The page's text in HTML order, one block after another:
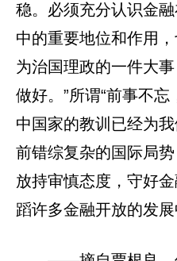
稳。必须充分认识金
中的重要地位和作用
为治国理政的一件大
做好。”所谓“前事不
中国家的教训已经为
前错综复杂的国际局
放持审慎态度，守好
蹈许多金融开放的发展